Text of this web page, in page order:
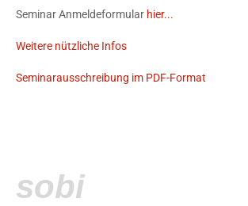
Seminar Anmeldeformular hier...
Weitere nützliche Infos
Seminarausschreibung im PDF-Format
sobi